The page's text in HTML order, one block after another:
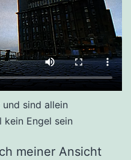
sind allein
Engel sein
meiner Ansicht